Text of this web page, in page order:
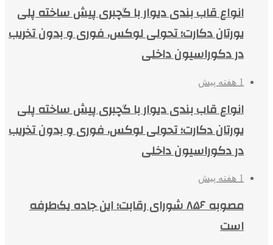
انواع قاب بندی دیوار با گچبری پیش ساخته پلی
یورتان دکارت؛ تحولی لوکس، فوری و بدون تخریب
در دکوراسیون داخلی
1 هفته پیش
انواع قاب بندی دیوار با گچبری پیش ساخته پلی
یورتان دکارت؛ تحولی لوکس، فوری و بدون تخریب
در دکوراسیون داخلی
1 هفته پیش
مصوبه ۸۵۶ شورای رقابت؛ این جاده یک‌طرفه
است